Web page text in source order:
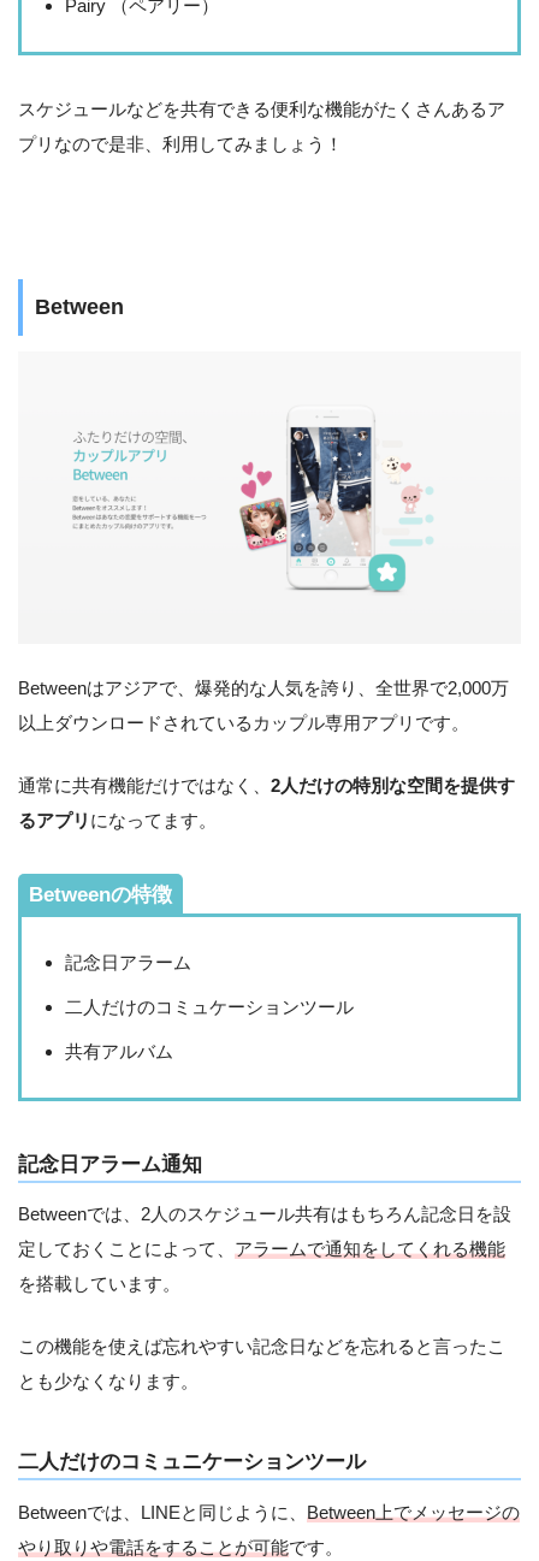
Pairy （ペアリー）
スケジュールなどを共有できる便利な機能がたくさんあるア
プリなので是非、利用してみましょう！
Between
Betweenはアジアで、爆発的な人気を誇り、全世界で2,000万
以上ダウンロードされているカップル専用アプリです。
通常に共有機能だけではなく、 2人だけの特別な空間を提供す
るアプリ になってます。
Betweenの特徴
記念日アラーム
二人だけのコミュケーションツール
共有アルバム
記念日アラーム通知
Betweenでは、2人のスケジュール共有はもちろん記念日を設
定しておくことによって、 アラームで通知をしてくれる機能
を搭載しています。
この機能を使えば忘れやすい記念日などを忘れると言ったこ
とも少なくなります。
二人だけのコミュニケーションツール
Betweenでは、LINEと同じように、 Between上でメッセージの
やり取りや電話をすることが可能です。